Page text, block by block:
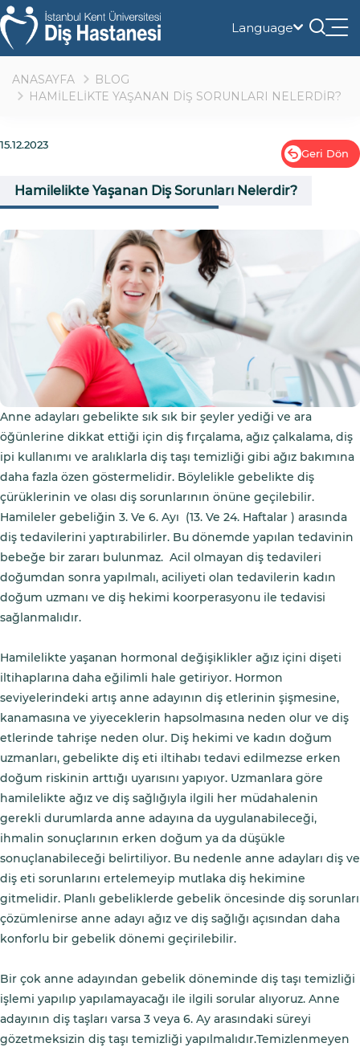
Language
ANASAYFA
BLOG
HAMİLELİKTE YAŞANAN DİŞ SORUNLARI NELERDİR?
15.12.2023
Geri Dön
Hamilelikte Yaşanan Diş Sorunları Nelerdir?
Anne adayları gebelikte sık sık bir şeyler yediği ve ara
öğünlerine dikkat ettiği için diş fırçalama, ağız çalkalama, diş
ipi kullanımı ve aralıklarla diş taşı temizliği gibi ağız bakımına
daha fazla özen göstermelidir. Böylelikle gebelikte diş
çürüklerinin ve olası diş sorunlarının önüne geçilebilir.
Hamileler gebeliğin 3. Ve 6. Ayı (13. Ve 24. Haftalar ) arasında
diş tedavilerini yaptırabilirler. Bu dönemde yapılan tedavinin
bebeğe bir zararı bulunmaz. Acil olmayan diş tedavileri
doğumdan sonra yapılmalı, aciliyeti olan tedavilerin kadın
doğum uzmanı ve diş hekimi koorperasyonu ile tedavisi
sağlanmalıdır.
Hamilelikte yaşanan hormonal değişiklikler ağız içini dişeti
iltihaplarına daha eğilimli hale getiriyor. Hormon
seviyelerindeki artış anne adayının diş etlerinin şişmesine,
kanamasına ve yiyeceklerin hapsolmasına neden olur ve diş
etlerinde tahrişe neden olur. Diş hekimi ve kadın doğum
uzmanları, gebelikte diş eti iltihabı tedavi edilmezse erken
doğum riskinin arttığı uyarısını yapıyor. Uzmanlara göre
hamilelikte ağız ve diş sağlığıyla ilgili her müdahalenin
gerekli durumlarda anne adayına da uygulanabileceği,
ihmalin sonuçlarının erken doğum ya da düşükle
sonuçlanabileceği belirtiliyor. Bu nedenle anne adayları diş ve
diş eti sorunlarını ertelemeyip mutlaka diş hekimine
gitmelidir. Planlı gebeliklerde gebelik öncesinde diş sorunları
çözümlenirse anne adayı ağız ve diş sağlığı açısından daha
konforlu bir gebelik dönemi geçirilebilir.
Bir çok anne adayından gebelik döneminde diş taşı temizliği
işlemi yapılıp yapılamayacağı ile ilgili sorular alıyoruz. Anne
adayının diş taşları varsa 3 veya 6. Ay arasındaki süreyi
gözetmeksizin diş taşı temizliği yapılmalıdır.Temizlenmeyen